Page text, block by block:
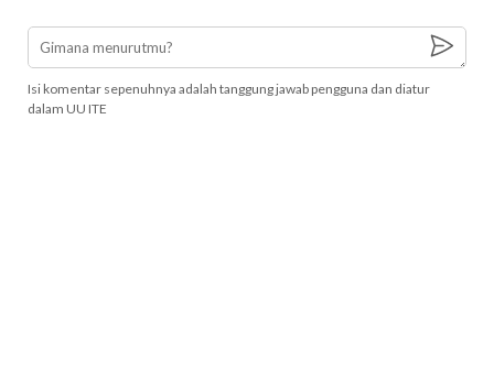
Isi komentar sepenuhnya adalah tanggung jawab pengguna dan diatur
dalam UU ITE